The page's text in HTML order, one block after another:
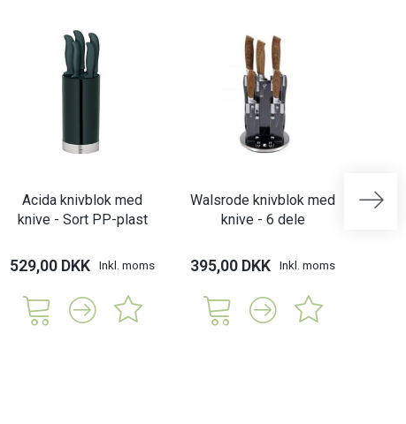
Acida knivblok med
knive - Sort PP-plast
529,00 DKK Inkl. moms
Walsrode knivblok med
knive - 6 dele
395,00 DKK Inkl. moms